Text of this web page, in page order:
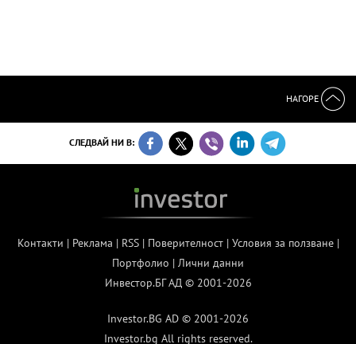
НАГОРЕ
СЛЕДВАЙ НИ В:
Контакти | Реклама | RSS| Поверителност| Условия за ползване|
Портфолио | Лични данни
Инвестор.БГ АД © 2001-2026
Investor.BG AD © 2001-2026
Investor.bg All rights reserved.